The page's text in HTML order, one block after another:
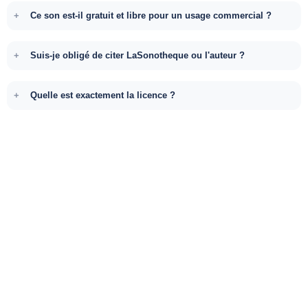
Ce son est-il gratuit et libre pour un usage commercial ?
Suis-je obligé de citer LaSonotheque ou l'auteur ?
Quelle est exactement la licence ?